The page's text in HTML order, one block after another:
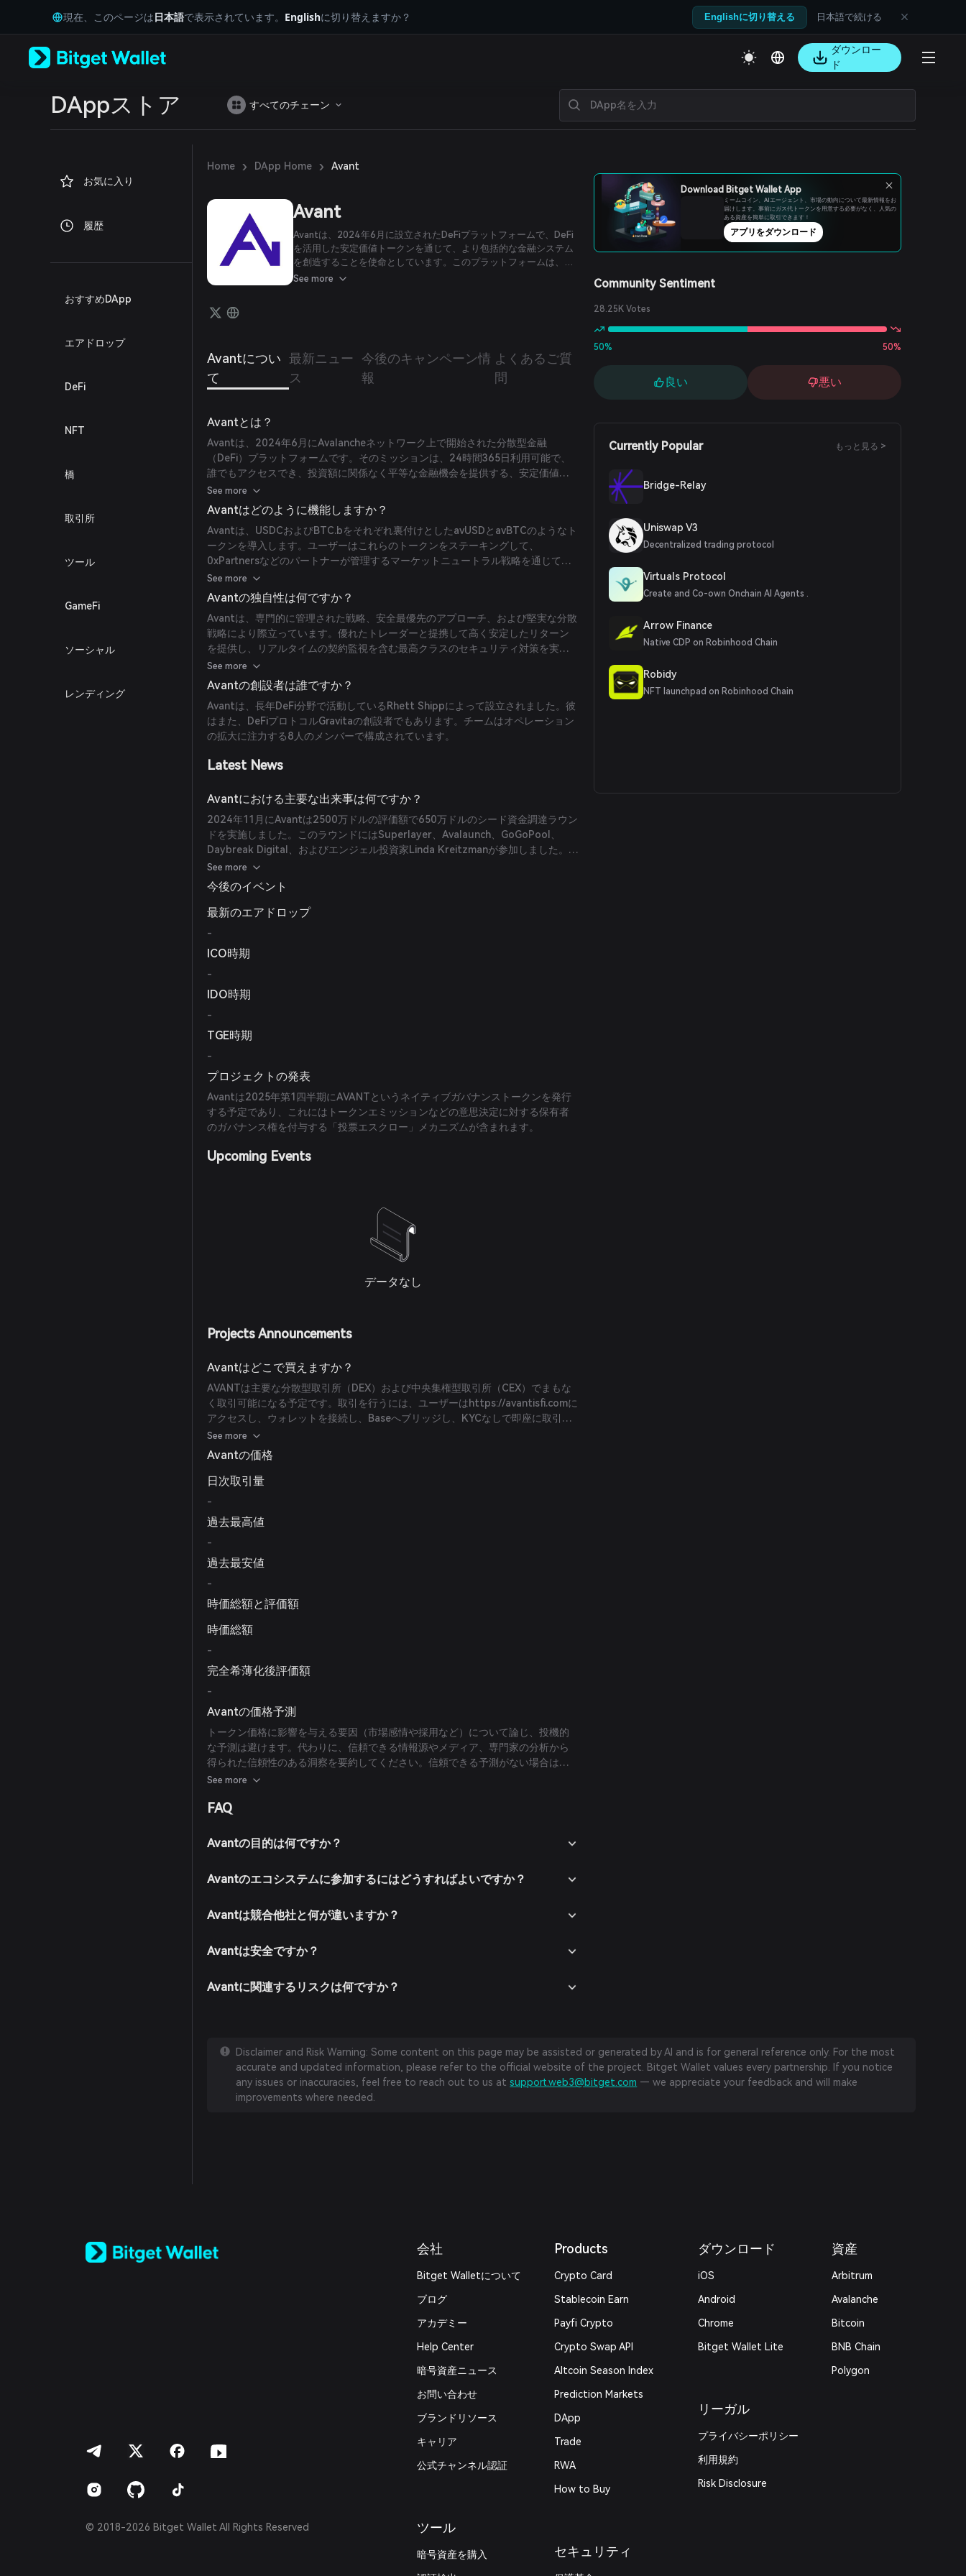
Tiếng Việt
Русский
Español (Latinoamérica)
Português (Portugal)
Bahasa Indonesia
Español (Argentina)
現在、このページは日本語で表示されています。 Englishに切り替えますか？ Englishに切り替える 日本語で続ける
ダウンロー
ド
DAppストア すべてのチェーン
お気に入り
履歴
おすすめDApp
エアドロップ
DeFi
NFT
橋
取引所
ツール
GameFi
ソーシャル
レンディング
Home › DApp Home › Avant
Avant
Avantは、2024年6月に設立されたDeFiプラットフォームで、DeFi
を活用した安定価値トークンを通じて、より包括的な金融システム
を創造することを使命としています。このプラットフォームは、安
定価値トークンであるavUSDと、そのステークされた利回り獲得型
See more
Avantについ
て
最新ニュー
ス
今後のキャンペーン情
報
よくあるご質
問
Avantとは？
Avantは、2024年6月にAvalancheネットワーク上で開始された分散型金融
（DeFi）プラットフォームです。そのミッションは、24時間365日利用可能で、
誰でもアクセスでき、投資額に関係なく平等な金融機会を提供する、安定価値お
よびビットコイン裏付けトークンを提供することで、より包括的な金融システム
を創造することです。
See more
Avantはどのように機能しますか？
Avantは、USDCおよびBTC.bをそれぞれ裏付けとしたavUSDとavBTCのようなト
ークンを導入します。ユーザーはこれらのトークンをステーキングして、
0xPartnersなどのパートナーが管理するマーケットニュートラル戦略を通じて、
利回りを生む対応トークンであるsavUSDとsavBTCを獲得できます。これらの戦
略は、アービトラージやヘッジなどの手法を活用して一貫した収益を生み出すこ
とを目指しています。
See more
Avantの独自性は何ですか？
Avantは、専門的に管理された戦略、安全最優先のアプローチ、および堅実な分散
戦略により際立っています。優れたトレーダーと提携して高く安定したリターン
を提供し、リアルタイムの契約監視を含む最高クラスのセキュリティ対策を実施
し、複数のプロトコルやチェーンに資金を分散させてリスクエクスポージャーを
低減しています。
See more
Avantの創設者は誰ですか？
Avantは、長年DeFi分野で活動しているRhett Shippによって設立されました。彼
はまた、DeFiプロトコルGravitaの創設者でもあります。チームはオペレーション
の拡大に注力する8人のメンバーで構成されています。
Latest News
Avantにおける主要な出来事は何ですか？
2024年11月にAvantは2500万ドルの評価額で650万ドルのシード資金調達ラウン
ドを実施しました。このラウンドにはSuperlayer、Avalaunch、GoGoPool、
Daybreak Digital、およびエンジェル投資家Linda Kreitzmanが参加しました。ま
た、2024年7月にプロトコルはavUSDとsavUSDをローンチし、ユーザーに安定
価値および利回りを生むトークンを提供しました。
See more
今後のイベント
最新のエアドロップ
-
ICO時期
-
IDO時期
-
TGE時期
-
プロジェクトの発表
Avantは2025年第1四半期にAVANTというネイティブガバナンストークンを発行
する予定であり、これにはトークンエミッションなどの意思決定に対する保有者
のガバナンス権を付与する「投票エスクロー」メカニズムが含まれます。
Upcoming Events
データなし
Projects Announcements
Avantはどこで買えますか？
AVANTは主要な分散型取引所（DEX）および中央集権型取引所（CEX）でまもな
く取引可能になる予定です。取引を行うには、ユーザーはhttps://avantisfi.comに
アクセスし、ウォレットを接続し、Baseへブリッジし、KYCなしで即座に取引を
開始できます。
See more
Avantの価格
日次取引量
-
過去最高値
-
過去最安値
-
時価総額と評価額
時価総額
-
完全希薄化後評価額
-
Avantの価格予測
トークン価格に影響を与える要因（市場感情や採用など）について論じ、投機的
な予測は避けます。代わりに、信頼できる情報源やメディア、専門家の分析から
得られた信頼性のある洞察を要約してください。信頼できる予測がない場合は、
現在利用可能な信頼できる専門家や出版物による予測は存在しないことを明記し
See more
FAQ
Avantの目的は何ですか？
Avantのエコシステムに参加するにはどうすればよいですか？
Avantは競合他社と何が違いますか？
Avantは安全ですか？
Avantに関連するリスクは何ですか？
Download Bitget Wallet App
ミームコイン、AIエージェント、市場の動向について最新情報をお
届けします。事前にガス代トークンを用意する必要がなく、人気の
ある資産を簡単に取引できます！
アプリをダウンロード
Community Sentiment
28.25K Votes
50% 50%
良い 悪い
Currently Popular もっと見る >
Bridge-Relay
Uniswap V3
Decentralized trading protocol
Virtuals Protocol
Create and Co-own Onchain AI Agents .
Arrow Finance
Native CDP on Robinhood Chain
Robidy
NFT launchpad on Robinhood Chain
Disclaimer and Risk Warning: Some content on this page may be assisted or generated by AI and is for general reference only. For the most
accurate and updated information, please refer to the official website of the project. Bitget Wallet values every partnership. If you notice
any issues or inaccuracies, feel free to reach out to us atsupport.web3@bitget.com — we appreciate your feedback and will make
improvements where needed.
Español (Latinoamérica)
© 2018-2026 Bitget Wallet All Rights Reserved
会社
Bitget Walletについて
ブログ
アカデミー
Help Center
暗号資産ニュース
お問い合わせ
ブランドリソース
キャリア
公式チャンネル認証
ツール
暗号資産を購入
Products
Crypto Card
Stablecoin Earn
Payfi Crypto
Crypto Swap API
Altcoin Season Index
Prediction Markets
DApp
Trade
RWA
How to Buy
セキュリティ
ダウンロード
iOS
Android
Chrome
Bitget Wallet Lite
リーガル
プライバシーポリシー
利用規約
Risk Disclosure
資産
Arbitrum
Avalanche
Bitcoin
BNB Chain
Polygon